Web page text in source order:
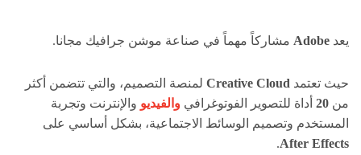
يعد Adobe مشاركاً مهماً في صناعة موشن جرافيك مجانا.
حيث تعتمد Creative Cloud لمنصة التصميم، والتي تتضمن أكثر
من 20 أداة للتصوير الفوتوغرافي والفيديو والإنترنت وتجربة
المستخدم وتصميم الوسائط الاجتماعية، بشكل أساسي على
After Effects
.